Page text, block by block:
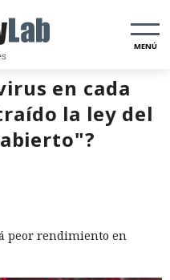
MENÚ
en cada
la ley del
peor rendimiento en